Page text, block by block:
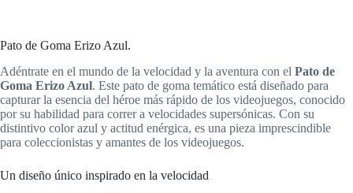
Pato de Goma Erizo Azul.
Adéntrate en el mundo de la velocidad y la aventura con el Pato de
Goma Erizo Azul. Este pato de goma temático está diseñado para
capturar la esencia del héroe más rápido de los videojuegos, conocido
por su habilidad para correr a velocidades supersónicas. Con su
distintivo color azul y actitud enérgica, es una pieza imprescindible
para coleccionistas y amantes de los videojuegos.
Un diseño único inspirado en la velocidad